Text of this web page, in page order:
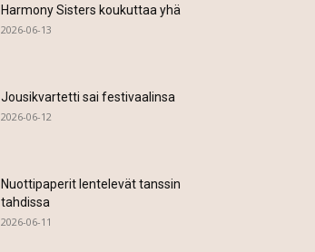
Harmony Sisters koukuttaa yhä
2026-06-13
Jousikvartetti sai festivaalinsa
2026-06-12
Nuottipaperit lentelevät tanssin
tahdissa
2026-06-11